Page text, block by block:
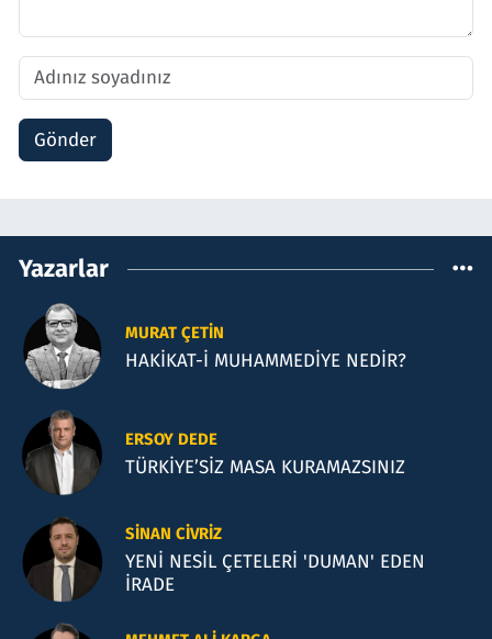
Gönder
Yazarlar
MURAT ÇETIN
HAKİKAT-İ MUHAMMEDİYE NEDİR?
ERSOY DEDE
TÜRKİYE’SİZ MASA KURAMAZSINIZ
SINAN CIVRIZ
YENİ NESİL ÇETELERİ 'DUMAN' EDEN
İRADE